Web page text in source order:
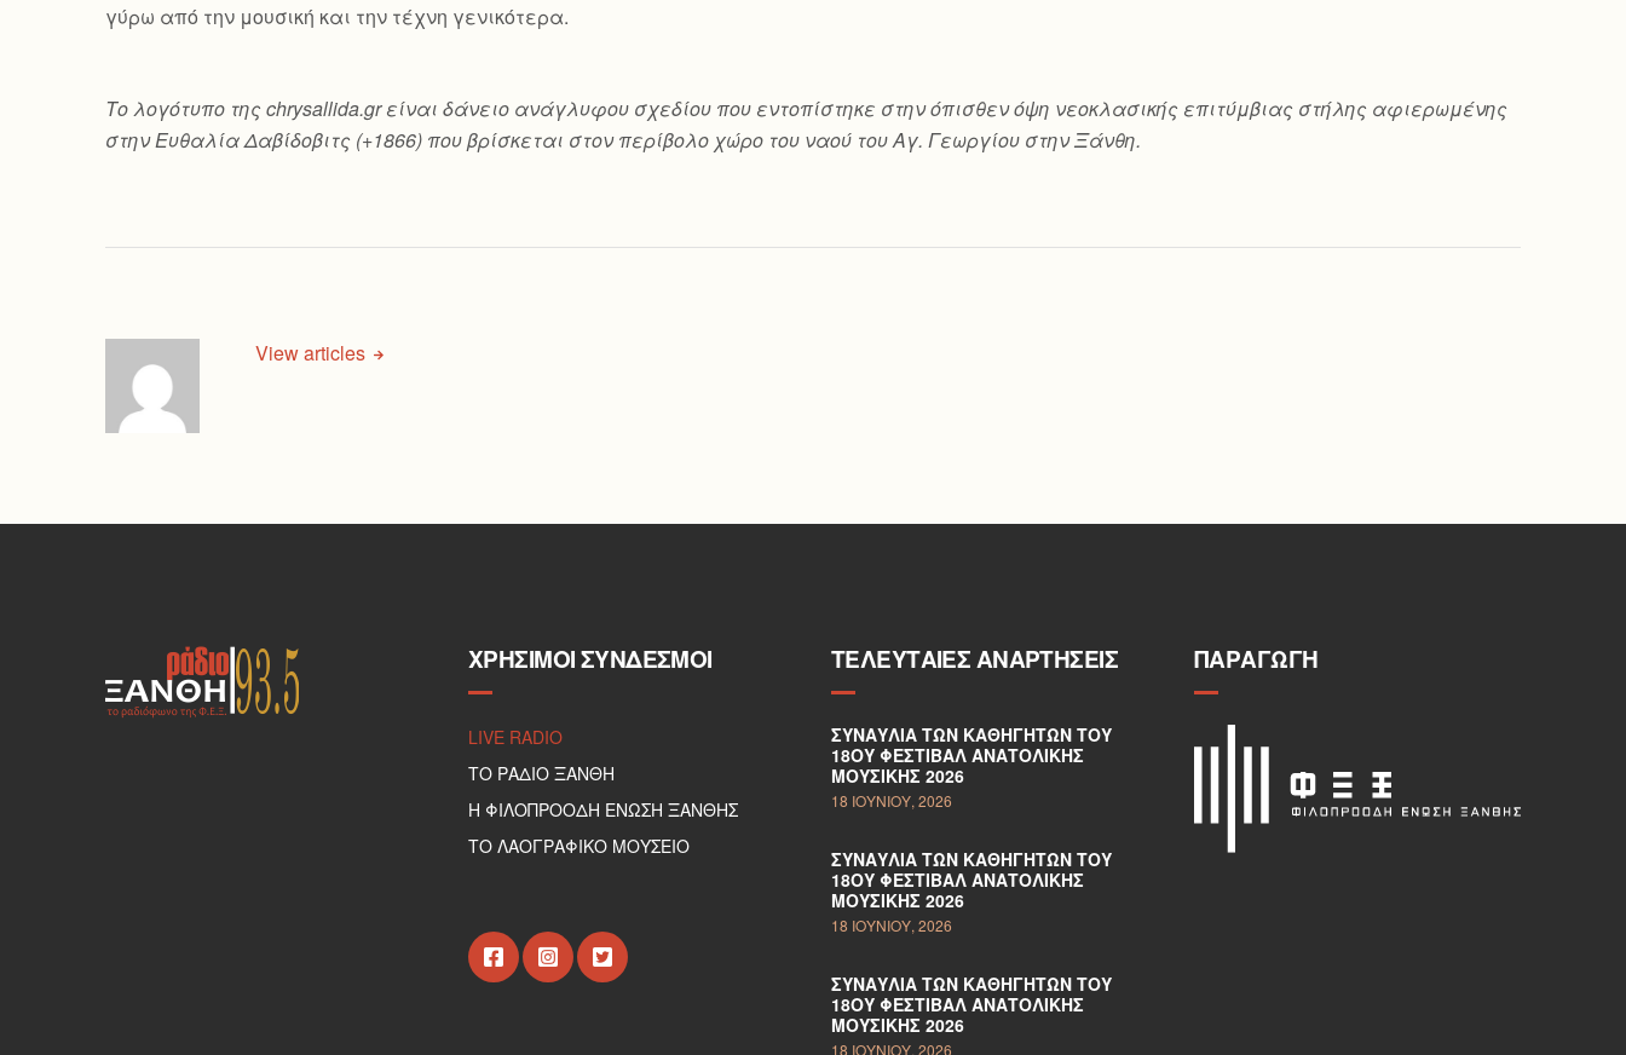
γύρω από την μουσική και την τέχνη γενικότερα.
Το λογότυπο της chrysallida.gr είναι δάνειο ανάγλυφου σχεδίου που εντοπίστηκε στην όπισθεν όψη νεοκλασικής επιτύμβιας στήλης αφιερωμένης
στην Ευθαλία Δαβίδοβιτς (+1866) που βρίσκεται στον περίβολο χώρο του ναού του Αγ. Γεωργίου στην Ξάνθη.
View articles
ΧΡΉΣΙΜΟΙ ΣΎΝΔΕΣΜΟΙ
LIVE RADIO
ΤΟ ΡΑΔΙΟ ΞΑΝΘΗ
Η ΦΙΛΟΠΡΟΟΔΗ ΕΝΩΣΗ ΞΑΝΘΗΣ
ΤΟ ΛΑΟΓΡΑΦΙΚΟ ΜΟΥΣΕΙΟ
ΤΕΛΕΥΤΑΊΕΣ ΑΝΑΡΤΉΣΕΙΣ
ΣΥΝΑΥΛΊΑ ΤΩΝ ΚΑΘΗΓΗΤΏΝ ΤΟΥ
18ΟΥ ΦΕΣΤΙΒΆΛ ΑΝΑΤΟΛΙΚΉΣ
ΜΟΥΣΙΚΉΣ 2026
18 ΙΟΥΝΊΟΥ, 2026
ΣΥΝΑΥΛΊΑ ΤΩΝ ΚΑΘΗΓΗΤΏΝ ΤΟΥ
18ΟΥ ΦΕΣΤΙΒΆΛ ΑΝΑΤΟΛΙΚΉΣ
ΜΟΥΣΙΚΉΣ 2026
18 ΙΟΥΝΊΟΥ, 2026
ΣΥΝΑΥΛΊΑ ΤΩΝ ΚΑΘΗΓΗΤΏΝ ΤΟΥ
18ΟΥ ΦΕΣΤΙΒΆΛ ΑΝΑΤΟΛΙΚΉΣ
ΜΟΥΣΙΚΉΣ 2026
18 ΙΟΥΝΊΟΥ, 2026
ΠΑΡΑΓΩΓΉ